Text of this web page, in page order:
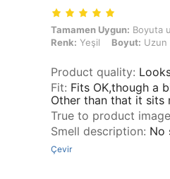
Tamamen Uygun: Boyuta
Tamamen Uygun: Boyuta
Renk: Yeşil Boyut: Uzun
Product quality:
Fit: Fits OK,though a
Other than that it sits
True to product
Smell description: No
Çevir